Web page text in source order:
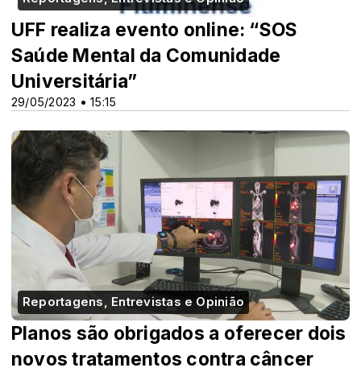
29/05/2023 • 15:15
UFF realiza evento online: “SOS
Saúde Mental da Comunidade
Universitária”
Reportagens, Entrevistas e Opinião
Planos são obrigados a oferecer dois
novos tratamentos contra câncer